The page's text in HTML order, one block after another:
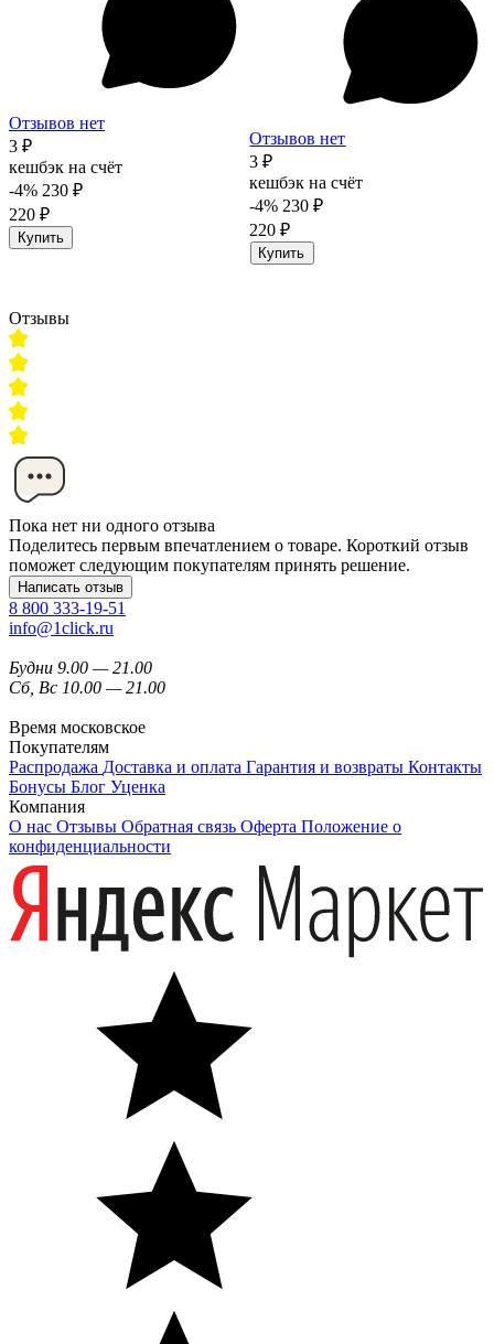
Отзывов нет
3 ₽
кешбэк на счёт
-4% 230 ₽
220 ₽
Купить
Отзывов нет
3 ₽
кешбэк на счёт
-4% 230 ₽
220 ₽
Купить
Отзывы
Пока нет ни одного отзыва
Поделитесь первым впечатлением о товаре. Короткий отзыв
поможет следующим покупателям принять решение.
Написать отзыв
8 800 333-19-51
info@1click.ru
Будни 9.00 — 21.00
Сб, Вс 10.00 — 21.00
Время московское
Покупателям
Распродажа Доставка и оплата Гарантия и возвраты Контакты
Бонусы Блог Уценка
Компания
О нас Отзывы Обратная связь Оферта Положение о
конфиденциальности